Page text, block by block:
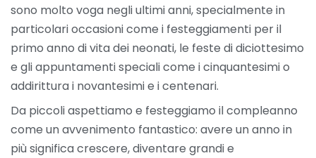
sono molto voga negli ultimi anni, specialmente in
particolari occasioni come i festeggiamenti per il
primo anno di vita dei neonati, le feste di diciottesimo
e gli appuntamenti speciali come i cinquantesimi o
addirittura i novantesimi e i centenari.
Da piccoli aspettiamo e festeggiamo il compleanno
come un avvenimento fantastico: avere un anno in
più significa crescere, diventare grandi e